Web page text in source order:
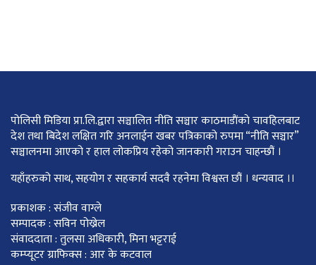
पोलिसी मिडिया प्रा.लि.द्वारा सञ्चालित नीति सञ्चार काठमाडाैंकाे चावहिलबाट
देश तथा बिदेश लक्षित गरि अनलाईन खबर पत्रिकाको रुपमा “नीति सञ्चार”
सञ्चालनमा आएको र हाल लोकप्रिय रहेको जानकारी गराउन चाहन्छौं ।
यहाँहरुको साथ, सहयोग र सहकार्य सदवै रहनेमा विश्वस्त छौं । धन्यवाद ।।
प्रकाशक : संजीव वाग्ले
सम्पादक : सविन पोख्रेल
संवाददाता : तुलसा अधिकारी, मिना भट्टराई
कम्प्यूटर ग्राफिक्स : आर के कटवाल